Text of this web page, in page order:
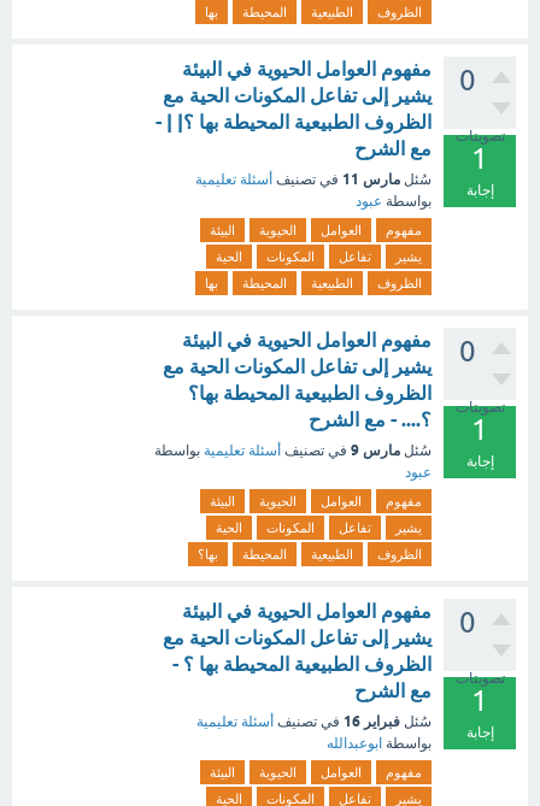
الظروف
الطبيعية المحيطة بها
0
تصويتات
1
إجابة
مفهوم العوامل الحيوية في البيئة
يشير إلى تفاعل المكونات الحية مع
الظروف الطبيعية المحيطة بها ؟| | -
مع الشرح
سُئل مارس 11 في تصنيف أسئلة تعليمية
بواسطة عبود
مفهوم العوامل الحيوية
البيئة
يشير
تفاعل المكونات
الحية
الظروف
الطبيعية المحيطة بها
0
تصويتات
1
إجابة
مفهوم العوامل الحيوية في البيئة
يشير إلى تفاعل المكونات الحية مع
الظروف الطبيعية المحيطة بها؟
؟.... - مع الشرح
سُئل مارس 9 في تصنيف أسئلة تعليمية بواسطة
عبود
مفهوم العوامل الحيوية
البيئة
يشير
تفاعل المكونات
الحية
الظروف
الطبيعية المحيطة بها؟
0
تصويتات
1
إجابة
مفهوم العوامل الحيوية في البيئة
يشير إلى تفاعل المكونات الحية مع
الظروف الطبيعية المحيطة بها ؟ -
مع الشرح
سُئل فبراير 16 في تصنيف أسئلة تعليمية
بواسطة ابوعبدالله
مفهوم العوامل الحيوية
البيئة
يشير
تفاعل المكونات الحية